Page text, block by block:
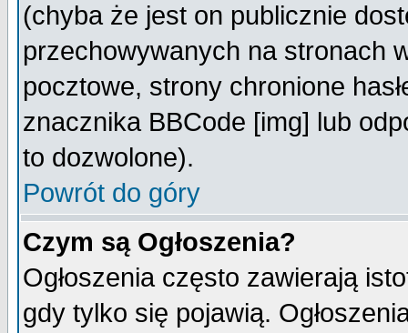
(chyba że jest on publicznie
przechowywanych na stronach
pocztowe, strony chronione
znacznika BBCode [img] lub
to dozwolone).
Powrót do góry
Czym są Ogłoszenia?
Ogłoszenia często zawierają
gdy tylko się pojawią.